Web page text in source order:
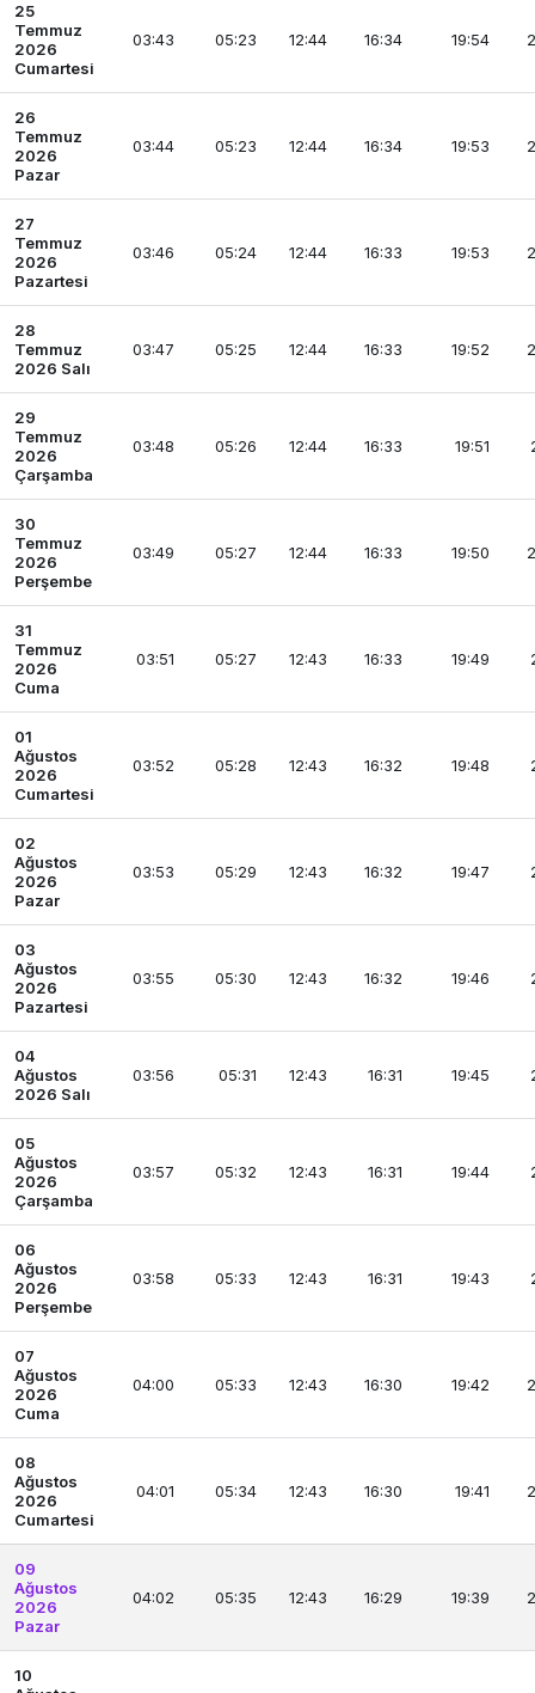
25
Temmuz
2026
Cumartesi
03:43 05:23 12:44 16:34 19:54
26
Temmuz
2026
Pazar
03:44 05:23 12:44 16:34 19:53
27
Temmuz
2026
Pazartesi
03:46 05:24 12:44 16:33 19:53
28
Temmuz
2026 Salı
03:47 05:25 12:44 16:33 19:52
29
Temmuz
2026
Çarşamba
03:48 05:26 12:44 16:33 19:51
30
Temmuz
2026
Perşembe
03:49 05:27 12:44 16:33 19:50
31
Temmuz
2026
Cuma
03:51 05:27 12:43 16:33 19:49
01
Ağustos
2026
Cumartesi
03:52 05:28 12:43 16:32 19:48
02
Ağustos
2026
Pazar
03:53 05:29 12:43 16:32 19:47
03
Ağustos
2026
Pazartesi
03:55 05:30 12:43 16:32 19:46
04
Ağustos
2026 Salı
03:56 05:31 12:43 16:31 19:45
05
Ağustos
2026
Çarşamba
03:57 05:32 12:43 16:31 19:44
06
Ağustos
2026
Perşembe
03:58 05:33 12:43 16:31 19:43
07
Ağustos
2026
Cuma
04:00 05:33 12:43 16:30 19:42
08
Ağustos
2026
Cumartesi
04:01 05:34 12:43 16:30 19:41
09
Ağustos
2026
Pazar
04:02 05:35 12:43 16:29 19:39
10